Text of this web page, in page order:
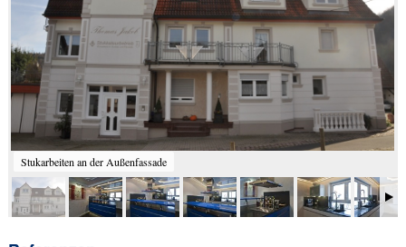
Stukarbeiten an der Außenfassade